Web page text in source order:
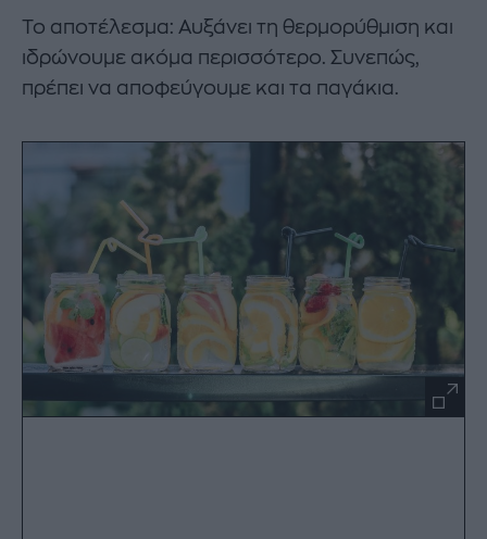
Το αποτέλεσμα: Αυξάνει τη θερμορύθμιση και
ιδρώνουμε ακόμα περισσότερο. Συνεπώς,
πρέπει να αποφεύγουμε και τα παγάκια.